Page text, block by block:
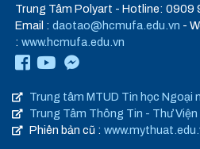
Trung Tâm Polyart - Hotline: 0909
Email : daotao@hcmufa.edu.vn -
: www.hcmufa.edu.vn
Trung tâm MTUD Tin học Ngoại
Trung Tâm Thông Tin - Thư Viện
Phiên bản cũ :